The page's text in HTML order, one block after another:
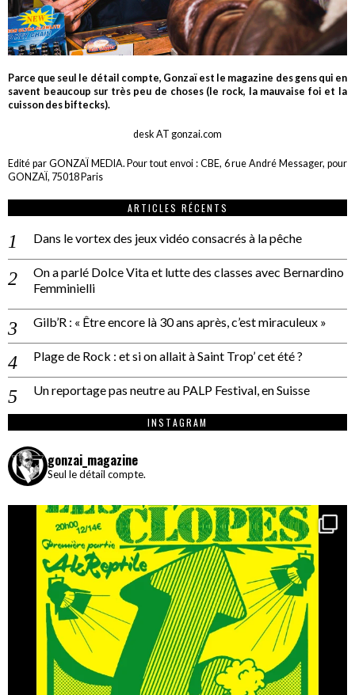
Parce que seul le détail compte, Gonzaï est le magazine des gens qui en
savent beaucoup sur très peu de choses (le rock, la mauvaise foi et la
cuisson des biftecks).
desk AT gonzai.com
Edité par GONZAÏ MEDIA. Pour tout envoi : CBE, 6 rue André Messager, pour
GONZAÏ, 75018 Paris
ARTICLES RÉCENTS
Dans le vortex des jeux vidéo consacrés à la pêche
On a parlé Dolce Vita et lutte des classes avec Bernardino
Femminielli
Gilb’R : « Être encore là 30 ans après, c’est miraculeux »
Plage de Rock : et si on allait à Saint Trop’ cet été ?
Un reportage pas neutre au PALP Festival, en Suisse
INSTAGRAM
gonzai_magazine
Seul le détail compte.